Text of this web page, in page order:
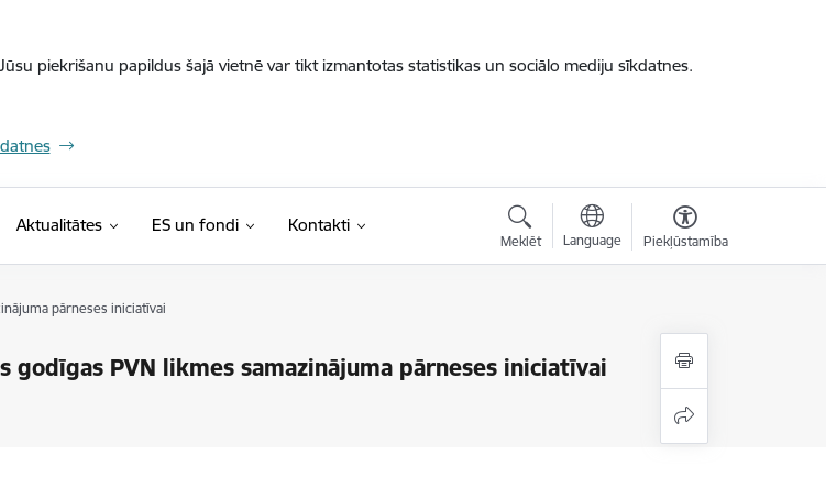
piekrišanu papildus šajā vietnē var tikt izmantotas statistikas un sociālo mediju sīkdatnes.
Aktualitātes ES un fondi Kontakti
Meklēt Language Piekļūstamība
pārneses iniciatīvai
godīgas PVN likmes samazinājuma pārneses iniciatīvai